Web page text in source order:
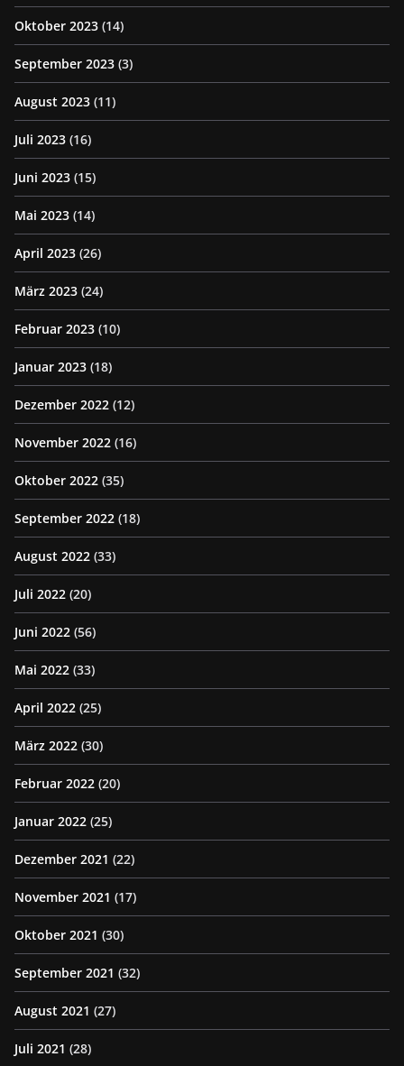
Oktober 2023 (14)
September 2023 (3)
August 2023 (11)
Juli 2023 (16)
Juni 2023 (15)
Mai 2023 (14)
April 2023 (26)
März 2023 (24)
Februar 2023 (10)
Januar 2023 (18)
Dezember 2022 (12)
November 2022 (16)
Oktober 2022 (35)
September 2022 (18)
August 2022 (33)
Juli 2022 (20)
Juni 2022 (56)
Mai 2022 (33)
April 2022 (25)
März 2022 (30)
Februar 2022 (20)
Januar 2022 (25)
Dezember 2021 (22)
November 2021 (17)
Oktober 2021 (30)
September 2021 (32)
August 2021 (27)
Juli 2021 (28)